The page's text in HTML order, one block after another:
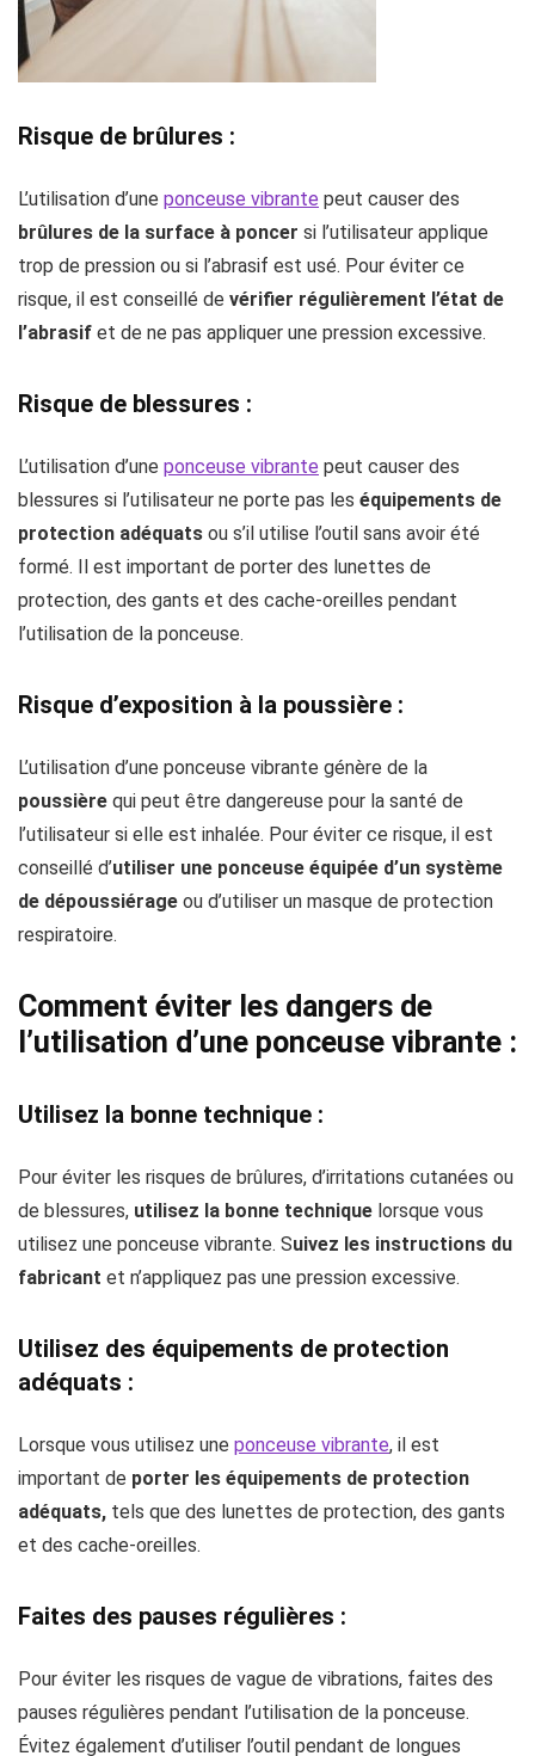
Risque de brûlures :
L’utilisation d’une ponceuse vibrante peut causer des
brûlures de la surface à poncer si l’utilisateur applique
trop de pression ou si l’abrasif est usé. Pour éviter ce
risque, il est conseillé de vérifier régulièrement l’état de
l’abrasif et de ne pas appliquer une pression excessive.
Risque de blessures :
L’utilisation d’une ponceuse vibrante peut causer des
blessures si l’utilisateur ne porte pas les équipements de
protection adéquats ou s’il utilise l’outil sans avoir été
formé. Il est important de porter des lunettes de
protection, des gants et des cache-oreilles pendant
l’utilisation de la ponceuse.
Risque d’exposition à la poussière :
L’utilisation d’une ponceuse vibrante génère de la
poussière qui peut être dangereuse pour la santé de
l’utilisateur si elle est inhalée. Pour éviter ce risque, il est
conseillé d’utiliser une ponceuse équipée d’un système
de dépoussiérage ou d’utiliser un masque de protection
respiratoire.
Comment éviter les dangers de
l’utilisation d’une ponceuse vibrante :
Utilisez la bonne technique :
Pour éviter les risques de brûlures, d’irritations cutanées ou
de blessures, utilisez la bonne technique lorsque vous
utilisez une ponceuse vibrante. Suivez les instructions du
fabricant et n’appliquez pas une pression excessive.
Utilisez des équipements de protection
adéquats :
Lorsque vous utilisez une ponceuse vibrante, il est
important de porter les équipements de protection
adéquats, tels que des lunettes de protection, des gants
et des cache-oreilles.
Faites des pauses régulières :
Pour éviter les risques de vague de vibrations, faites des
pauses régulières pendant l’utilisation de la ponceuse.
Évitez également d’utiliser l’outil pendant de longues